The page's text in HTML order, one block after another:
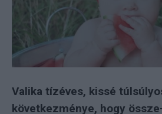
Valika tízéves, kissé
következménye, hogy